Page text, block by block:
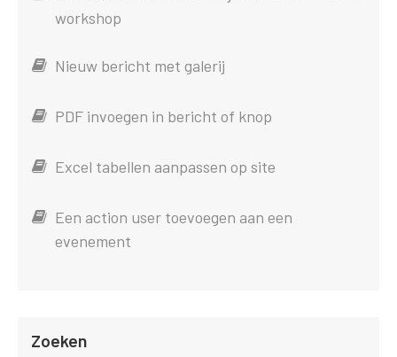
workshop
Nieuw bericht met galerij
PDF invoegen in bericht of knop
Excel tabellen aanpassen op site
Een action user toevoegen aan een
evenement
Zoeken